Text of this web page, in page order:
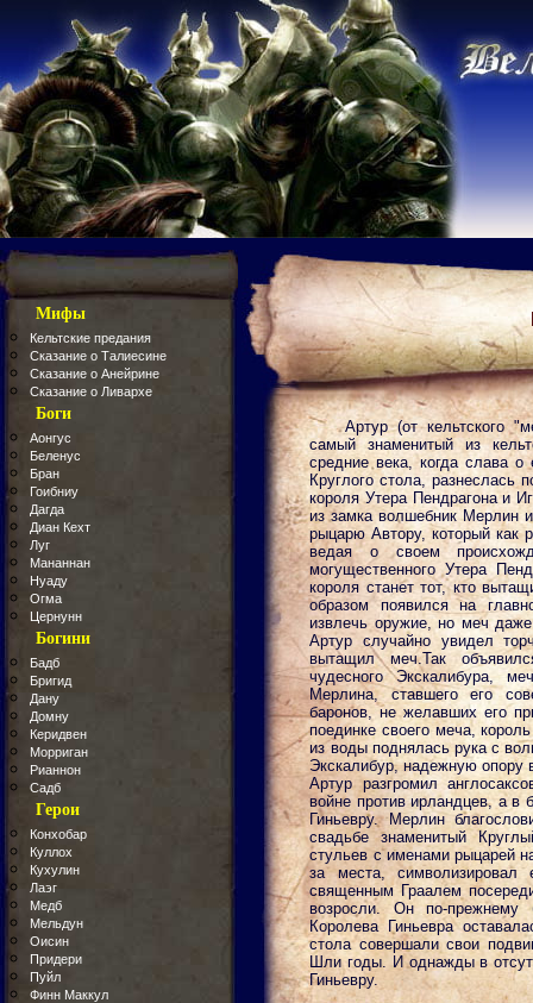
Мифы
Кельтские предания
Сказание о Талиесине
Сказание о Анейрине
Сказание о Ливархе
Боги
Аонгус
Беленус
Бран
Гоибниу
Дагда
Диан Кехт
Луг
Мананнан
Нуаду
Огма
Цернунн
Богини
Бадб
Бригид
Дану
Домну
Керидвен
Морриган
Рианнон
Садб
Герои
Конхобар
Куллох
Кухулин
Лаэг
Медб
Мельдун
Оисин
Придери
Пуйл
Финн Маккул
Артур (от кельтского
самый знаменитый из
средние века, когда слава о
Круглого стола, разнеслась
короля Утера Пендрагона и
из замка волшебник Мерлин
рыцарю Автору, который как
ведая о своем
могущественного Утера
короля станет тот, кто
образом появился на
извлечь оружие, но меч
Артур случайно увидел
вытащил меч.Так
чудесного Экскалибура,
Мерлина, ставшего его
баронов, не желавших его
поединке своего меча,
из воды поднялась рука с
Экскалибур, надежную опору
Артур разгромил
войне против ирландцев, а в
Гиньевру. Мерлин
свадьбе знаменитый
стульев с именами рыцарей
за места,
священным Граалем
возросли. Он по-
Королева Гиньевра
стола совершали свои
Шли годы. И однажды в
Гиньевру.